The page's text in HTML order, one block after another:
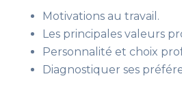
Motivations au travail.
Les principales valeurs
Personnalité et choix
Diagnostiquer ses